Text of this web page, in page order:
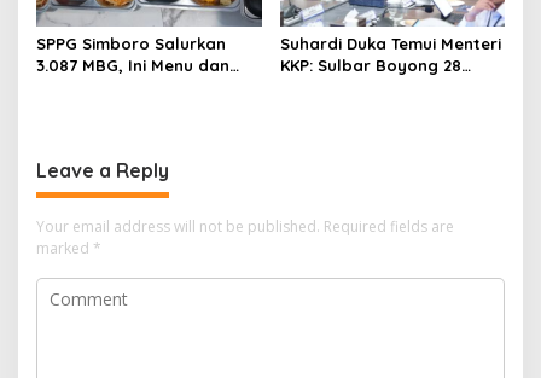
SPPG Simboro Salurkan
3.087 MBG, Ini Menu dan
Suhardi Duka Temui Menteri
KKP: Sulbar Boyong 28
Leave a Reply
Your email address will not be published. Required fields are
marked *